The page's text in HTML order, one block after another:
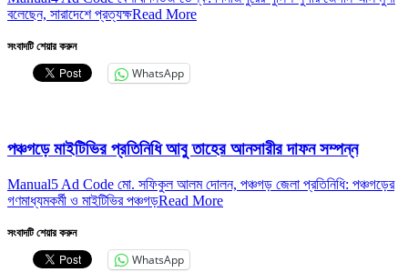
বলেছেন, সারাদেশে প্রত্যক্ষRead More
সংবাদটি শেয়ার করুন
WhatsApp
পঞ্চগড়ে মাইটিভির প্রতিনিধি আবু তাহের আনসারীর দাফন সম্পন্ন
Manual5 Ad Code মো. সফিকুল আলম দোলন, পঞ্চগড় জেলা প্রতিনিধি: পঞ্চগড়ের
গণমাধ্যমকর্মী ও মাইটিভির পঞ্চগড়Read More
সংবাদটি শেয়ার করুন
WhatsApp